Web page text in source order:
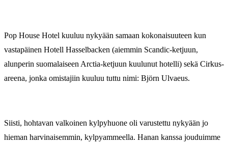
Pop House Hotel kuuluu nykyään samaan kokonaisuuteen kun
vastapäinen Hotell Hasselbacken (aiemmin Scandic-ketjuun,
alunperin suomalaiseen Arctia-ketjuun kuulunut hotelli) sekä Cirkus-
areena, jonka omistajiin kuuluu tuttu nimi: Björn Ulvaeus.
Siisti, hohtavan valkoinen kylpyhuone oli varustettu nykyään jo
hieman harvinaisemmin, kylpyammeella. Hanan kanssa jouduimme